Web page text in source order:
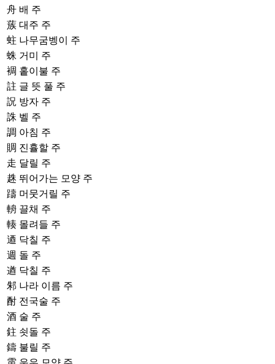
舟 배 주
蔟 대주 주
蛀 나무굼벵이 주
蛛 거미 주
裯 홑이불 주
註 글 뜻 풀 주
詋 방자 주
誅 벨 주
調 아침 주
賙 진휼할 주
走 달릴 주
趎 뛰어가는 모양 주
躊 머뭇거릴 주
輈 끌채 주
輳 몰려들 주
逎 닥칠 주
週 돌 주
遒 닥칠 주
邾 나라 이름 주
酎 전국술 주
酒 술 주
鉒 쇳돌 주
鑄 불릴 주